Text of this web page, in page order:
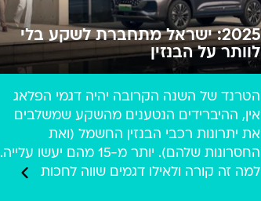
2025: ישראל מתחברת לשקע בלי
לוותר על הבנזין
הטרנד של השנה הקרובה יהיה דגמי הפלאג
אין, ההיברידים הנטענים מהשקע שמשלבים
את יתרונות רכבי הבנזין החשמל (ואת
החסרונות שלהם). יותר מ-15 מהם יעשו עלייה.
למה זה קורה ולאילו דגמים שווה לחכות